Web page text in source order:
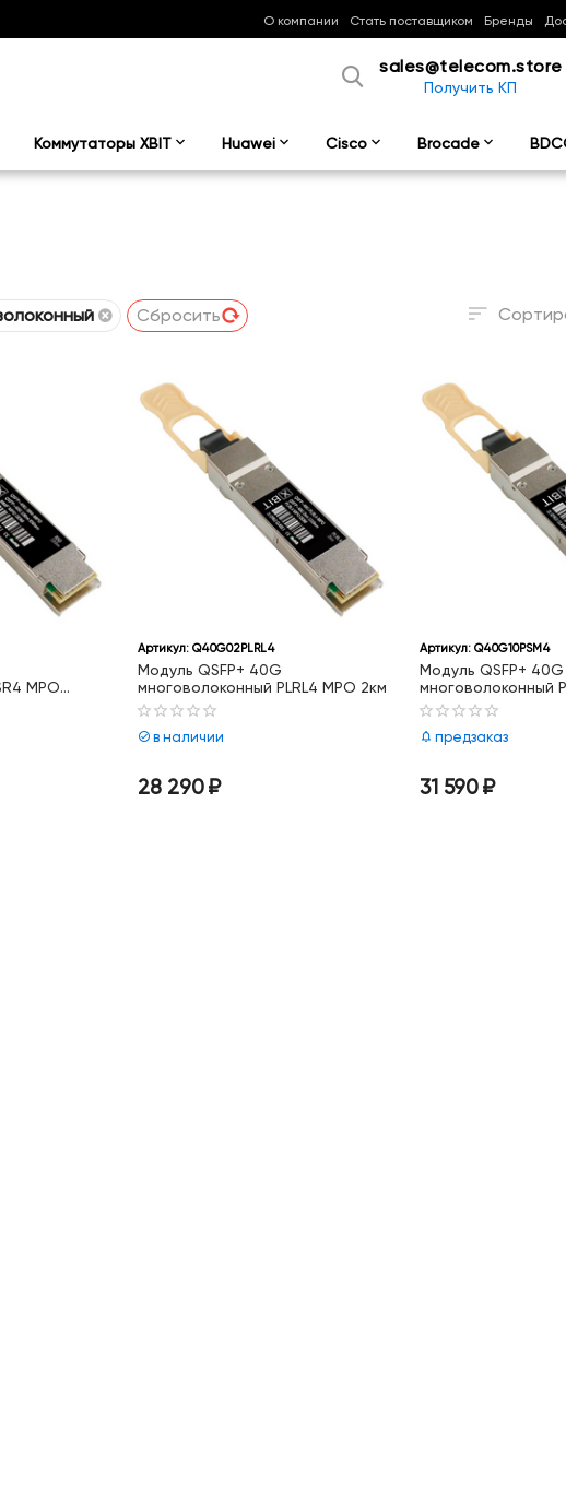
О компании Стать поставщиком Бренды
sales@telecom.store
Получить КП
Коммутаторы XBIT Huawei Cisco Brocade
Сбросить
MPO
Артикул: Q40G02PLRL4
Модуль QSFP+ 40G
многоволоконный PLRL4 MPO 2км
в наличии
28 290₽
Артикул: Q40G10PSM4
Модуль QSFP+ 40G
многоволоконный
(6.6dB) 10км
предзаказ
31 590₽